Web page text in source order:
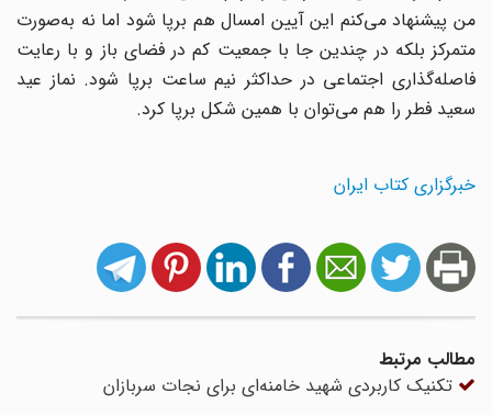
من پیشنهاد می‌کنم این آیین امسال هم برپا شود اما نه به‌صورت
متمرکز بلکه در چندین جا با جمعیت کم در فضای باز و با رعایت
فاصله‌گذاری اجتماعی در حداکثر نیم ساعت برپا شود. نماز عید
سعید فطر را هم می‌توان با همین شکل برپا کرد.
خبرگزاری کتاب ایران
مطالب مرتبط
تکنیک کاربردی شهید خامنه‌ای برای نجات سربازان